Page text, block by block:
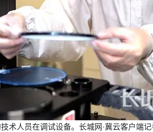
术人员在调试设备。长城网·冀云客户端